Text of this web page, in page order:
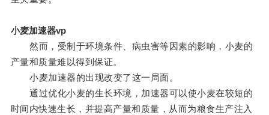
小麦加速器vp
然而，受制于环境条件、病虫害等因素的影响，小麦的
产量和质量难以得到保证。
小麦加速器的出现改变了这一局面。
通过优化小麦的生长环境，加速器可以使小麦在较短的
时间内快速生长，并提高产量和质量，从而为粮食生产注入